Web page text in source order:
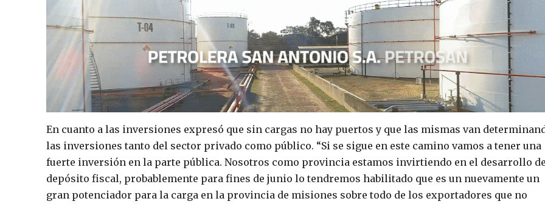
En cuanto a las inversiones expresó que sin cargas no hay puertos y que las mismas van
las inversiones tanto del sector privado como público. “Si se sigue en este camino vamos a tener una
fuerte inversión en la parte pública. Nosotros como provincia estamos invirtiendo en el desarrollo
depósito fiscal, probablemente para fines de junio lo tendremos habilitado que es un nuevamente un
gran potenciador para la carga en la provincia de misiones sobre todo de los exportadores que no